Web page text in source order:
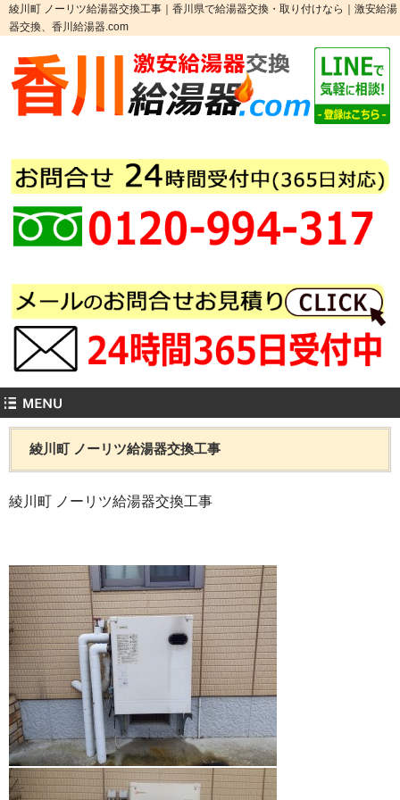
綾川町 ノーリツ給湯器交換工事｜香川県で給湯器交換・取り付けなら｜激安給湯
器交換、香川給湯器.com
綾川町 ノーリツ給湯器交換工事
綾川町 ノーリツ給湯器交換工事